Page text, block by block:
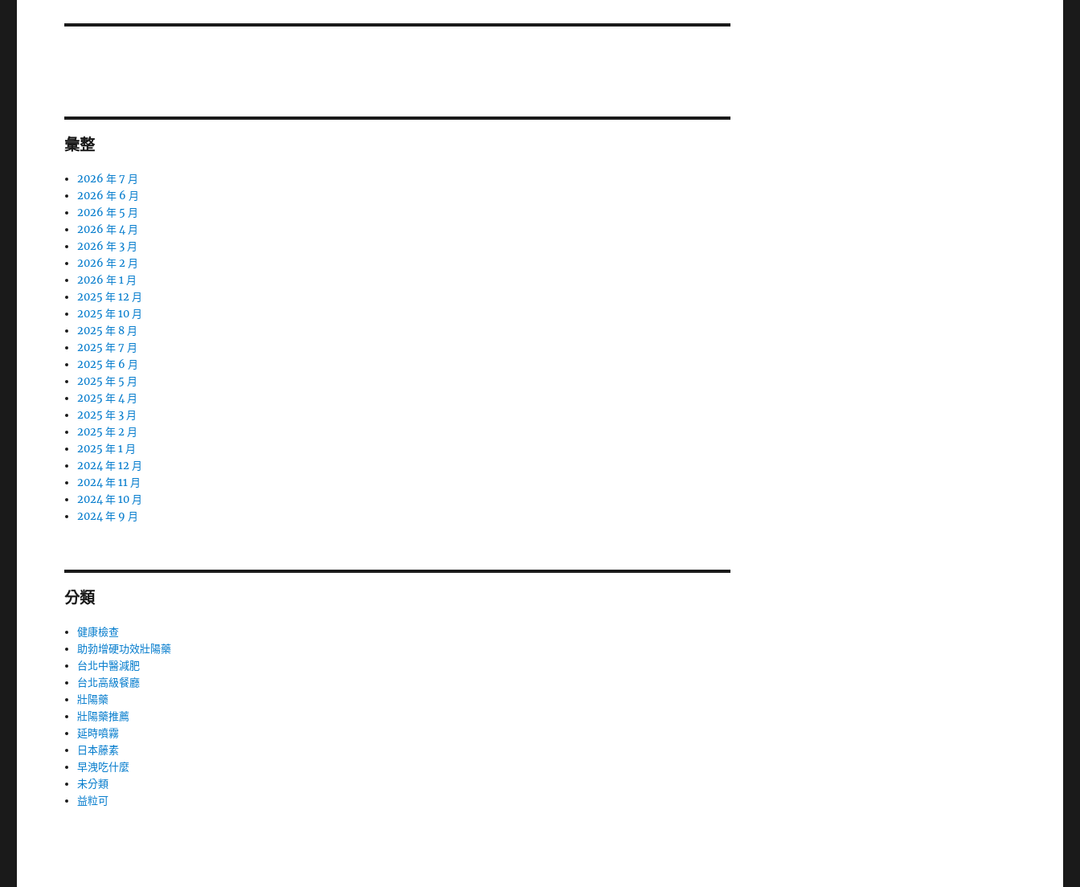
篇
彙整
2026 年 7 月
2026 年 6 月
2026 年 5 月
2026 年 4 月
2026 年 3 月
2026 年 2 月
2026 年 1 月
2025 年 12 月
2025 年 10 月
2025 年 8 月
2025 年 7 月
2025 年 6 月
2025 年 5 月
2025 年 4 月
2025 年 3 月
2025 年 2 月
2025 年 1 月
2024 年 12 月
2024 年 11 月
2024 年 10 月
2024 年 9 月
分類
健康檢查
助勃增硬功效壯陽藥
台北中醫減肥
台北高級餐廳
壯陽藥
壯陽藥推薦
延時噴霧
日本藤素
早洩吃什麼
未分類
益粒可